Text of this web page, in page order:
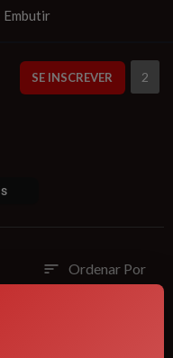
Embutir
SE INSCREVER 2
sort Ordenar Por